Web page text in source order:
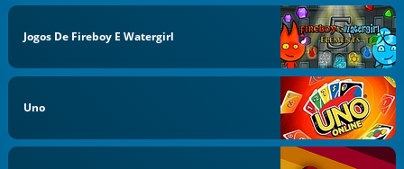
Jogos De Fireboy E Watergirl
Uno